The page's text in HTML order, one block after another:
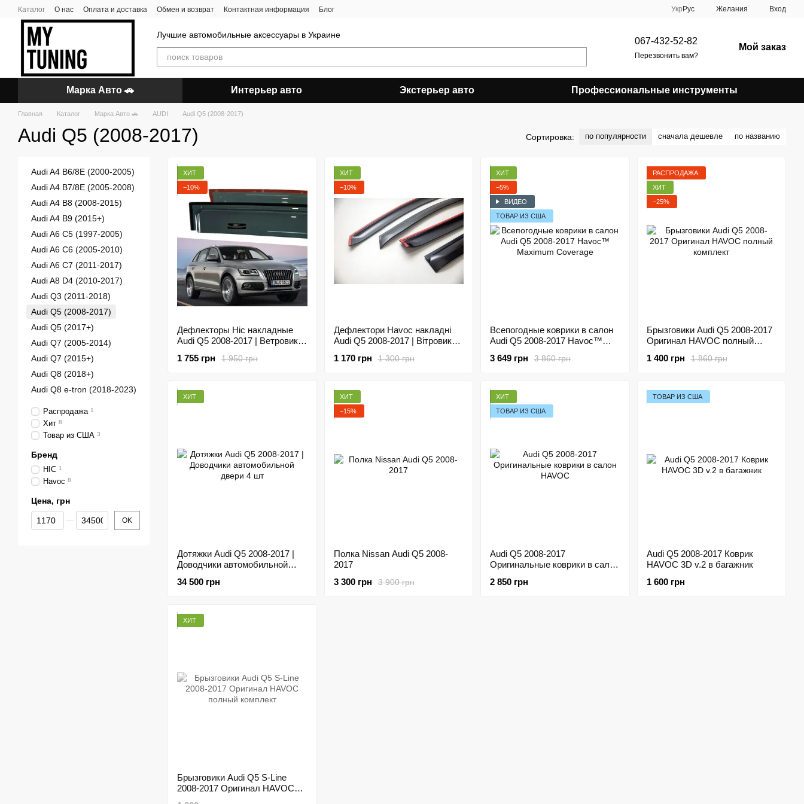
Перейти к основному контенту
Каталог О нас Оплата и доставка Обмен и возврат Контактная информация Блог Укр Рус Желания Вход
Лучшие автомобильные аксессуары в Украине
067-432-52-82
Перезвонить вам?
Мой заказ
Марка Авто 🚗 Интерьер авто Экстерьер авто Профессиональные инструменты
Главная Каталог Марка Авто 🚗 AUDI Audi Q5 (2008-2017)
Audi Q5 (2008-2017) Сортировка: по популярности сначала дешевле по названию
ХИТ
−10%
Дефлекторы Hic накладные
Audi Q5 2008-2017 | Ветровики
1 950 грн
1 755 грн
ХИТ
−10%
Дефлектори Havoc накладні
Audi Q5 2008-2017 | Вітровики
1 300 грн
1 170 грн
ХИТ
−5%
ВИДЕО
ТОВАР ИЗ США
Всепогодные коврики в салон
Audi Q5 2008-2017 Havoc™
3 860 грн
3 649 грн
РАСПРОДАЖА
ХИТ
−25%
Брызговики Audi Q5 2008-2017
Оригинал HAVOC полный
1 860 грн
1 400 грн
ХИТ
Дотяжки Audi Q5 2008-2017 |
Доводчики автомобильной
34 500 грн
ХИТ
−15%
Полка Nissan Audi Q5 2008-
2017
3 900 грн
3 300 грн
ХИТ
ТОВАР ИЗ США
Audi Q5 2008-2017
Оригинальные коврики в салон
2 850 грн
ТОВАР ИЗ США
Audi Q5 2008-2017 Коврик
HAVOC 3D v.2 в багажник
1 600 грн
ХИТ
Брызговики Audi Q5 S-Line
2008-2017 Оригинал HAVOC
Audi A4 B6/8E (2000-2005)
Audi A4 B7/8E (2005-2008)
Audi A4 B8 (2008-2015)
Audi A4 B9 (2015+)
Audi A6 C5 (1997-2005)
Audi A6 C6 (2005-2010)
Audi A6 C7 (2011-2017)
Audi A8 D4 (2010-2017)
Audi Q3 (2011-2018)
Audi Q5 (2008-2017)
Audi Q5 (2017+)
Audi Q7 (2005-2014)
Audi Q7 (2015+)
Audi Q8 (2018+)
Audi Q8 e-tron (2018-2023)
Распродажа 1
Хит 8
Товар из США 3
Бренд
HIC 1
Havoc 8
Цена, грн
От Цена, грн
До Цена, грн OK